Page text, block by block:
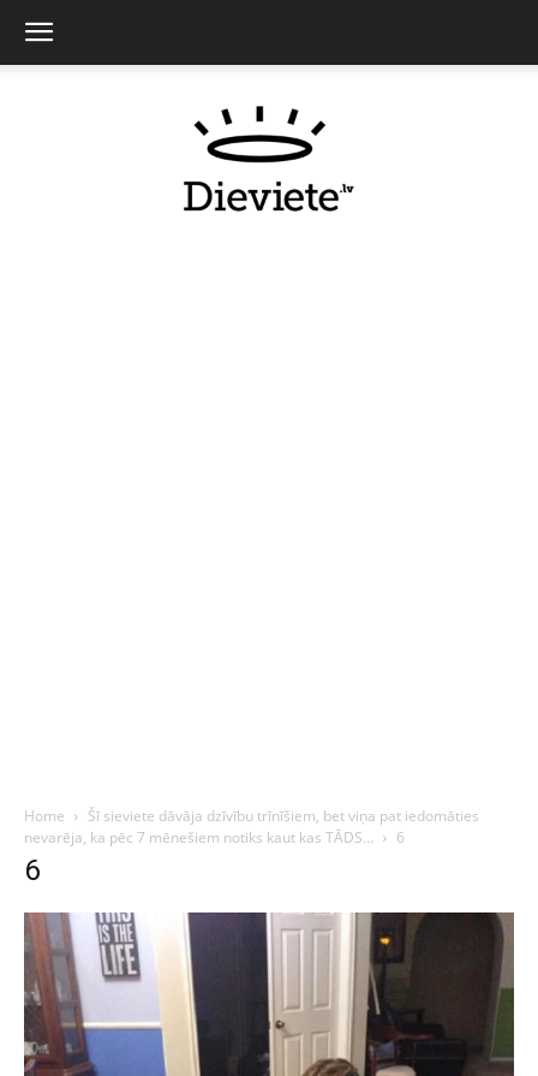
Home
Šī sieviete dāvāja dzīvību trīnīšiem, bet viņa pat iedomāties
nevarēja, ka pēc 7 mēnešiem notiks kaut kas TĀDS…
6
6